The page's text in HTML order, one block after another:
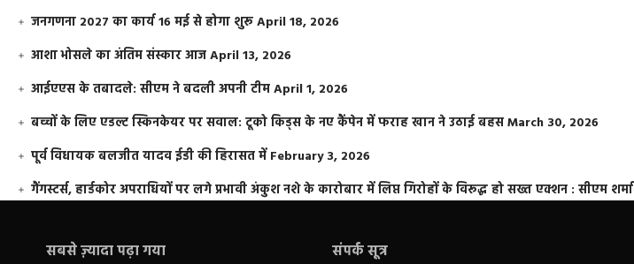
जनगणना 2027 का कार्य 16 मई से होगा शुरूApril 18, 2026
आशा भोसले का अंतिम संस्कार आजApril 13, 2026
आईएएस के तबादले: सीएम ने बदली अपनी टीमApril 1, 2026
बच्चों के लिए एडल्ट स्किनकेयर पर सवाल: टूको किड्स के नए कैंपेन में फराह खान ने उठाई बहसMarch 30, 2026
पूर्व विधायक बलजीत यादव ईडी की हिरासत में February 3, 2026
गैंगस्टर्स, हार्डकोर अपराधियों पर लगे प्रभावी अंकुश नशे के कारोबार में लिप्त गिरोहों के विरूद्ध हो सख्त एक्शन : सीएम शर्मा
सबसे ज़्यादा पढ़ा गया संपर्क सूत्र